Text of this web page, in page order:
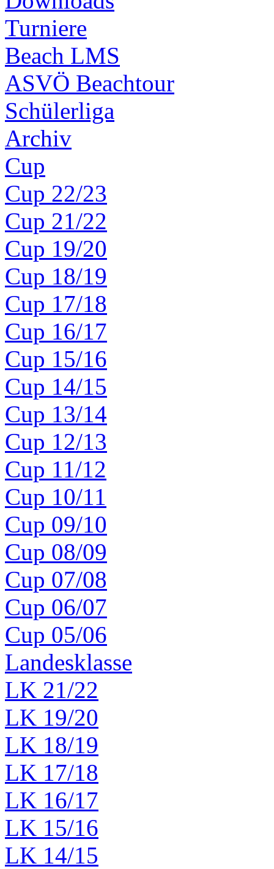
Turniere
Beach LMS
ASVÖ Beachtour
Schülerliga
Archiv
Cup
Cup 22/23
Cup 21/22
Cup 19/20
Cup 18/19
Cup 17/18
Cup 16/17
Cup 15/16
Cup 14/15
Cup 13/14
Cup 12/13
Cup 11/12
Cup 10/11
Cup 09/10
Cup 08/09
Cup 07/08
Cup 06/07
Cup 05/06
Landesklasse
LK 21/22
LK 19/20
LK 18/19
LK 17/18
LK 16/17
LK 15/16
LK 14/15